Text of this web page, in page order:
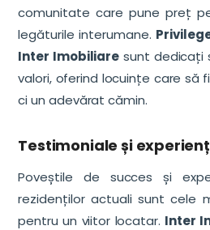
comunitate care pune preț
legăturile interumane.
Inter Imobiliare sunt dedicați
valori, oferind locuințe care să
ci un adevărat cămin.
Testimoniale și
Poveștile de succes și
rezidenților actuali sunt cele
pentru un viitor locatar. Inter